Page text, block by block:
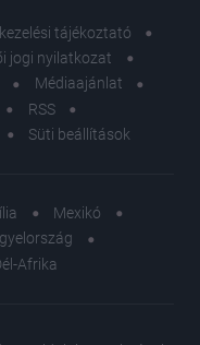
tájékoztató
jogi nyilatkozat
Médiaajánlat
RSS
Süti beállítások
Mexikó
Afrika